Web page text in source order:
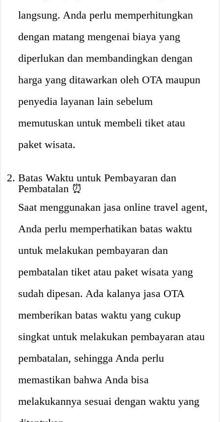
langsung. Anda perlu memperhitungkan
dengan matang mengenai biaya yang
diperlukan dan membandingkan dengan
harga yang ditawarkan oleh OTA maupun
penyedia layanan lain sebelum
memutuskan untuk membeli tiket atau
paket wisata.
Batas Waktu untuk Pembayaran dan
Pembatalan ⏰
Saat menggunakan jasa online travel agent,
Anda perlu memperhatikan batas waktu
untuk melakukan pembayaran dan
pembatalan tiket atau paket wisata yang
sudah dipesan. Ada kalanya jasa OTA
memberikan batas waktu yang cukup
singkat untuk melakukan pembayaran atau
pembatalan, sehingga Anda perlu
memastikan bahwa Anda bisa
melakukannya sesuai dengan waktu yang